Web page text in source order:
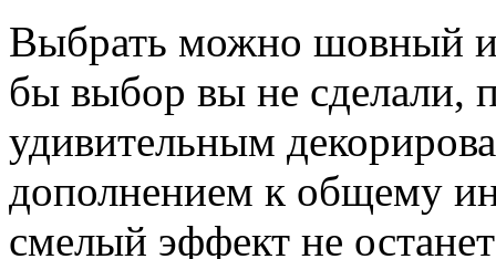
Выбрать можно шовный
бы выбор вы не сделали,
удивительным
дополнением к общему
смелый эффект не